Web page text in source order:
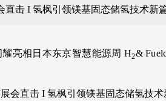
亮相日本东京智慧能源周 H2&